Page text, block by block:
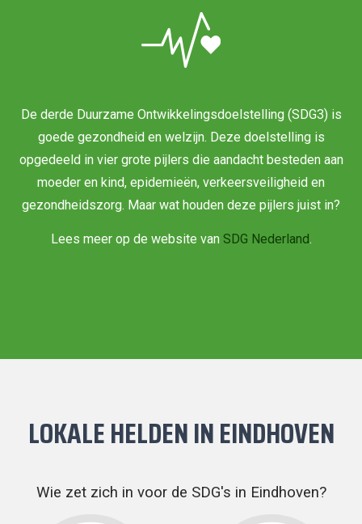
De derde Duurzame Ontwikkelingsdoelstelling (SDG3) is
goede gezondheid en welzijn. Deze doelstelling is
opgedeeld in vier grote pijlers die aandacht besteden aan
moeder en kind, epidemieën, verkeersveiligheid en
gezondheidszorg. Maar wat houden deze pijlers juist in?
Lees meer op de website van SDG Nederland.
LOKALE HELDEN INEINDHOVEN
Wie zet zich in voor de SDG's in Eindhoven?